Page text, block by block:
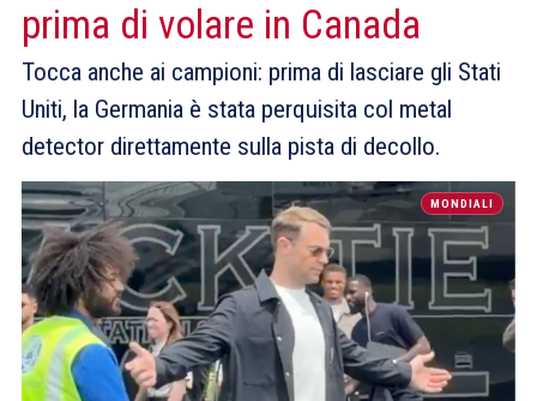
prima di volare in Canada
Tocca anche ai campioni: prima di lasciare gli Stati
Uniti, la Germania è stata perquisita col metal
detector direttamente sulla pista di decollo.
MONDIALI